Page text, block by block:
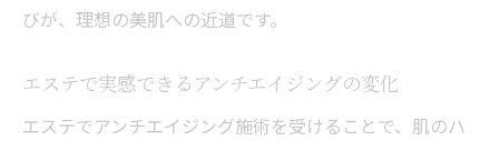
びが、理想の美肌への近道です。
エステで実感できるアンチエイジングの変化
エステでアンチエイジング施術を受けることで、肌のハ